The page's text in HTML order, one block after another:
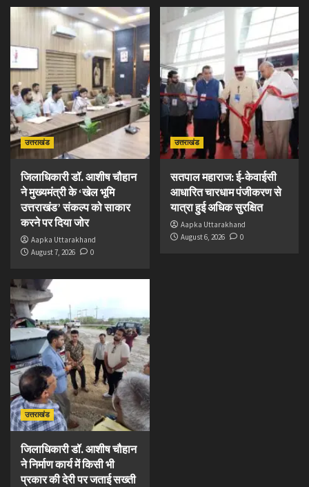
उत्तराखंड
जिलाधिकारी डॉ. आशीष चौहान
ने मुख्यमंत्री के ‘खेल भूमि
उत्तराखंड’ संकल्प को साकार
करने पर दिया जोर
Aapka Uttarakhand
August 7, 2026
0
उत्तराखंड
सतपाल महाराज: ई-केवाईसी
आधारित चारधाम पंजीकरण से
यात्रा हुई अधिक सुरक्षित
Aapka Uttarakhand
August 6, 2026
0
उत्तराखंड
जिलाधिकारी डॉ. आशीष चौहान
ने निर्माण कार्य में किसी भी
प्रकार की देरी पर जताई सख्ती